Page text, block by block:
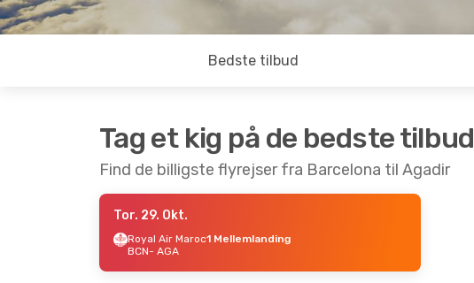
Bedste tilbud
Tag et kig på de bedste tilbud
Find de billigste flyrejser fra Barcelona til Agadir
Tor. 29. Okt.
Royal Air Maroc1 Mellemlanding
BCN- AGA